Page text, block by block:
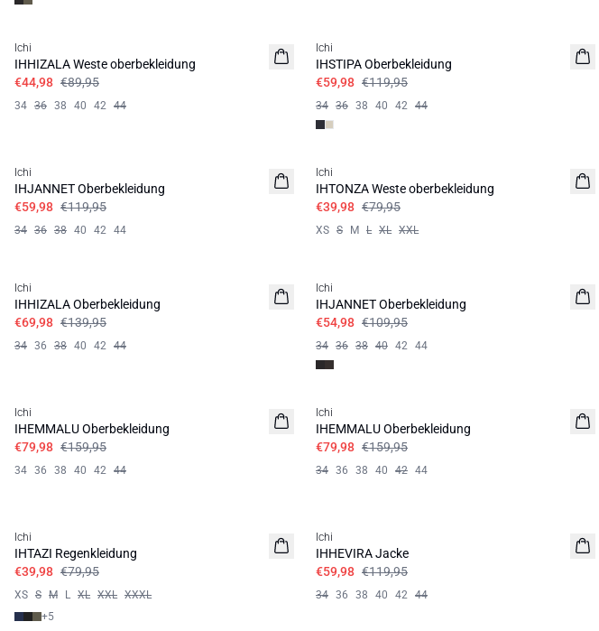
Ichi
IHHIZALA Weste oberbekleidung
€44,98 €89,95
34 36 38 40 42 44
Ichi
IHSTIPA Oberbekleidung
€59,98 €119,95
34 36 38 40 42 44
Ichi
IHJANNET Oberbekleidung
€59,98 €119,95
34 36 38 40 42 44
Ichi
IHTONZA Weste oberbekleidung
€39,98 €79,95
XS S M L XL XXL
Ichi
IHHIZALA Oberbekleidung
€69,98 €139,95
34 36 38 40 42 44
Ichi
IHJANNET Oberbekleidung
€54,98 €109,95
34 36 38 40 42 44
Ichi
IHEMMALU Oberbekleidung
€79,98 €159,95
34 36 38 40 42 44
Ichi
IHEMMALU Oberbekleidung
€79,98 €159,95
34 36 38 40 42 44
Ichi
IHTAZI Regenkleidung
€39,98 €79,95
XS S M L XL XXL XXXL
+5
Ichi
IHHEVIRA Jacke
€59,98 €119,95
34 36 38 40 42 44